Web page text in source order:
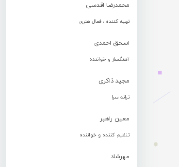
محمدرضا اقدسی
تهیه کننده ، فعال هنری
اسحق احمدی
آهنگساز و خواننده
مجید ذاکری
ترانه سرا
معین راهبر
تنظیم کننده و خواننده
مهرشاد